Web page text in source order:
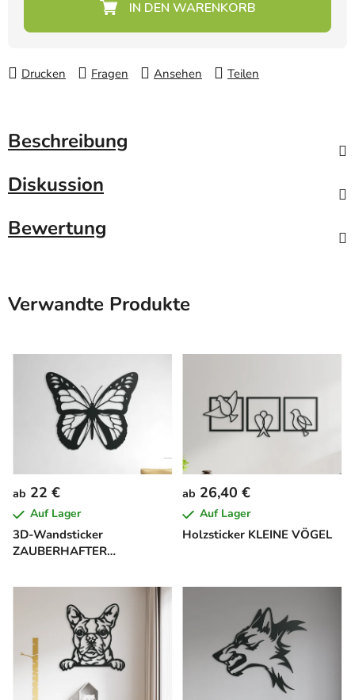
Drucken Fragen Ansehen Teilen
Beschreibung
Diskussion
Bewertung
Verwandte Produkte
3D-Wandsticker
ZAUBERHAFTER
ab 22 €
Auf Lager
Holzsticker KLEINE VÖGEL
ab 26,40 €
Auf Lager